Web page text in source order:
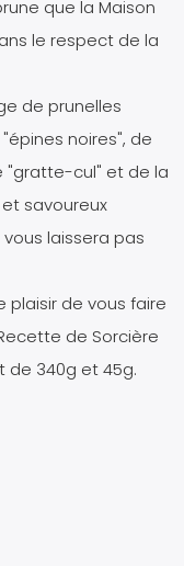
que la Maison
le respect de la
de prunelles
noires", de
"gratte-cul" et de la
savoureux
laissera pas
plaisir de vous faire
de Sorcière
de 340g et 45g.